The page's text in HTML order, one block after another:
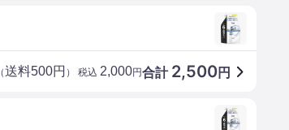
合計 2,500円
（送料500円 ） 税込 2,000円